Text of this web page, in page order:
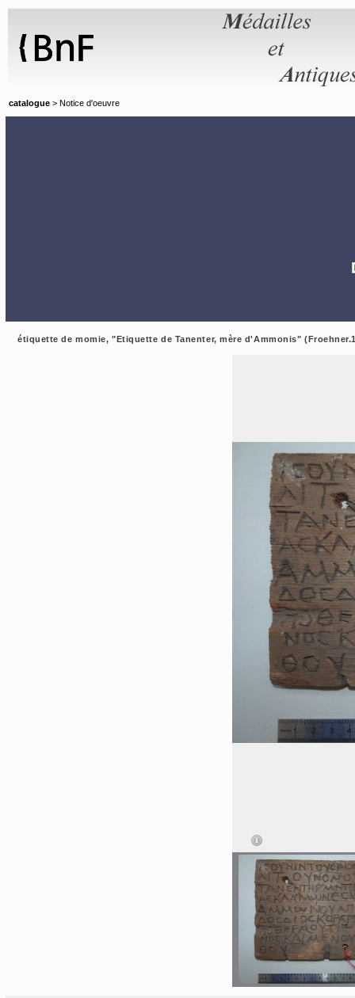
catalogue > Notice d'oeuvre
étiquette de momie, "Etiquette de Tanenter, mère d'Ammonis"